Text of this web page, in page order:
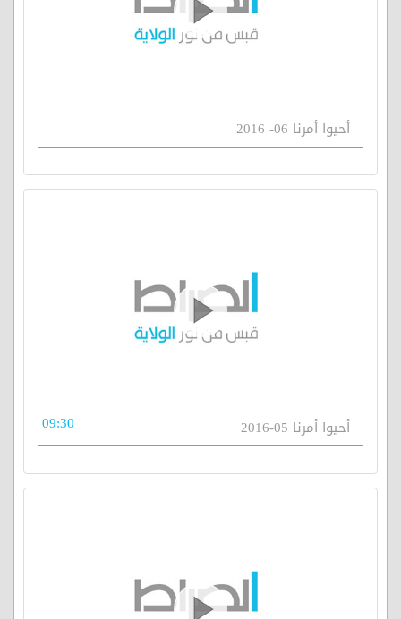
أحيوا أمرنا 06- 2016
أحيوا أمرنا 05-2016 09:30